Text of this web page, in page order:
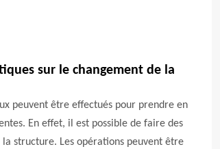
sur le changement de la
peuvent être effectués pour prendre en
En effet, il est possible de faire des
structure. Les opérations peuvent être